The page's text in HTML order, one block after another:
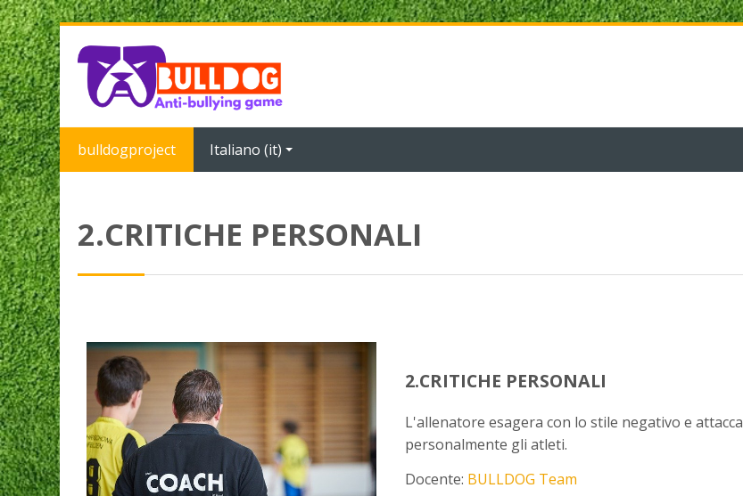
Vai al contenuto principale
bulldogproject Italiano ‎(it)‎
2.CRITICHE PERSONALI
2.CRITICHE PERSONALI
L'allenatore esagera con lo stile negativo e attacca
personalmente gli atleti.
Docente: BULLDOG Team